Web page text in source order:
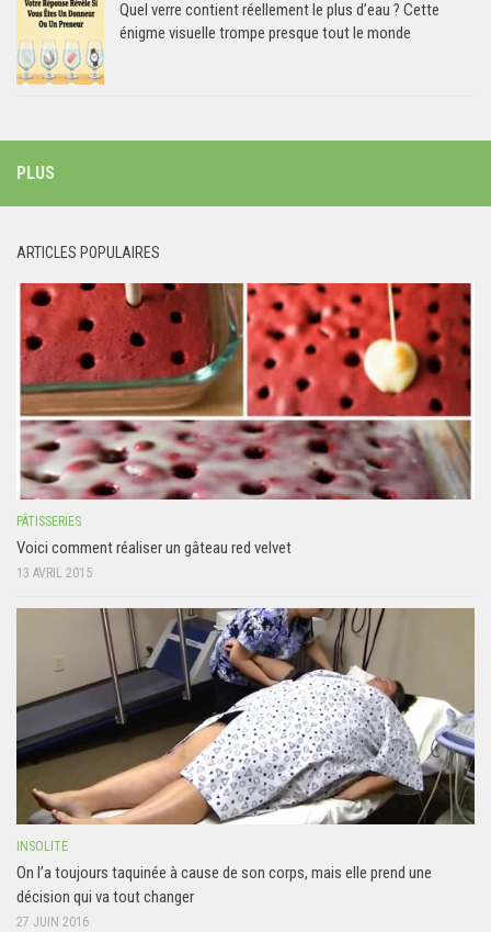
Quel verre contient réellement le plus d’eau ? Cette
énigme visuelle trompe presque tout le monde
PLUS
ARTICLES POPULAIRES
PÂTISSERIES
Voici comment réaliser un gâteau red velvet
13 AVRIL 2015
INSOLITE
On l’a toujours taquinée à cause de son corps, mais elle prend une
décision qui va tout changer
27 JUIN 2016